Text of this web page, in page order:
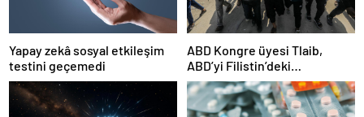
Yapay zekâ sosyal etkileşim
testini geçemedi
ABD Kongre üyesi Tlaib,
ABD’yi Filistin’deki
“soykırımda suç ortağı”
olmakla itham etti